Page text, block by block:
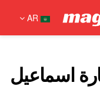
AR
اسماعيل